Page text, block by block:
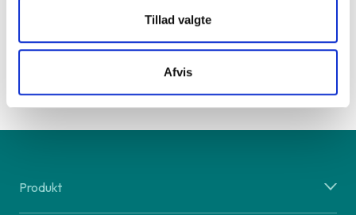
Tillad valgte
Afvis
Find din lokale forretningher
Produkt